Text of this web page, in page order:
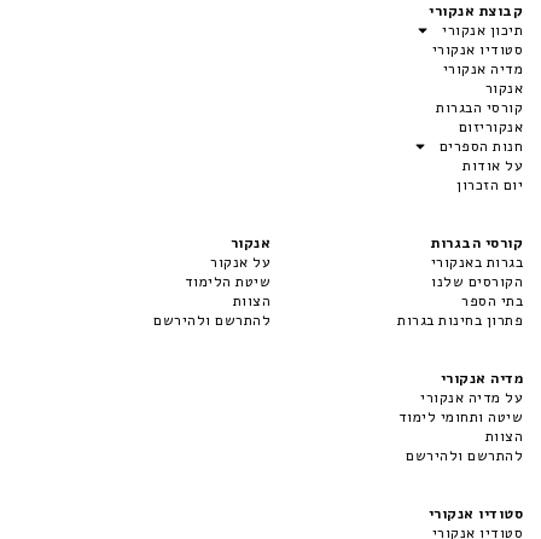
קבוצת אנקורי
תיכון אנקורי
סטודיו אנקורי
מדיה אנקורי
אנקור
קורסי הבגרות
אנקוריזום
חנות הספרים
על אודות
יום הזכרון
קורסי הבגרות
בגרות באנקורי
הקורסים שלנו
בתי הספר
פתרון בחינות בגרות
אנקור
על אנקור
שיטת הלימוד
הצוות
להתרשם ולהירשם
מדיה אנקורי
על מדיה אנקורי
שיטה ותחומי לימוד
הצוות
להתרשם ולהירשם
סטודיו אנקורי
סטודיו אנקורי